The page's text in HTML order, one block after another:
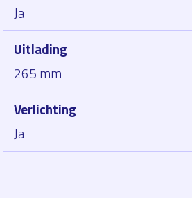
Ja
Uitlading
265 mm
Verlichting
Ja